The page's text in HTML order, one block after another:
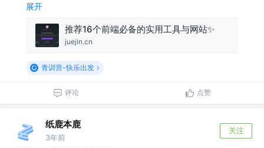
展开
推荐16个前端必备的实用工具与网站✨
juejin.cn
青训营-快乐出发
评论 点赞
纸鹿本鹿
3年前
关注